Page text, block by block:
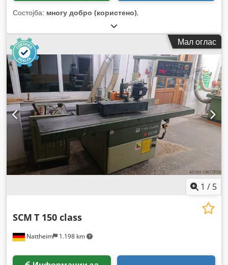
Состојба: многу добро (користено),
Мал оглас
1 / 5
Nattheim 1.198 km
SCM T 150 class